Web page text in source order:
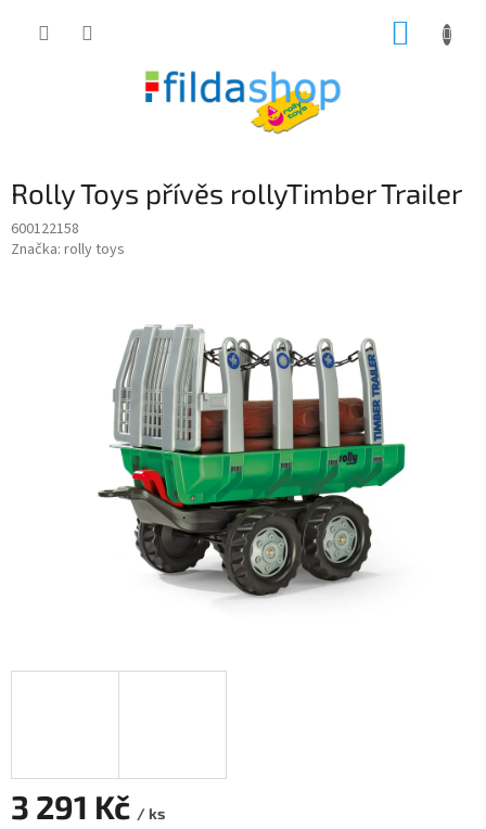
Rolly Toys přívěs rollyTimber Trailer
600122158
Značka: rolly toys
3 291 Kč / ks